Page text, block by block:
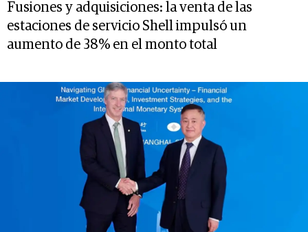
Fusiones y adquisiciones: la venta de las
estaciones de servicio Shell impulsó un
aumento de 38% en el monto total